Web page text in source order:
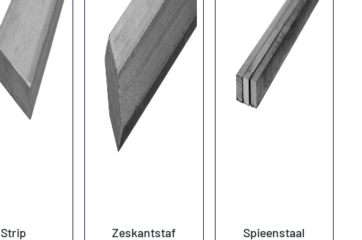
Strip Zeskantstaf Spieenstaal